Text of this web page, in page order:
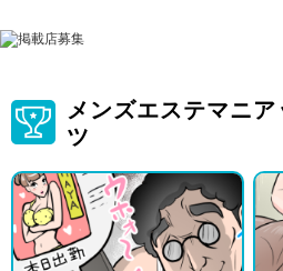
メンズエステマニ
ツ